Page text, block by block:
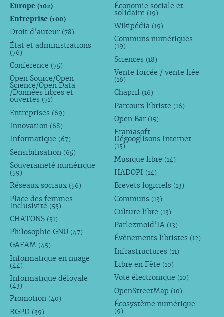
Europe (102)
Entreprise (100)
Droit d’auteur (78)
État et administrations
(76)
Conference (75)
Open Source/Open
Science/Open Data
/Données libres et
ouvertes (71)
Entreprises (69)
Innovation (68)
Informatique (67)
Sensibilisation (65)
Souveraineté numérique
(59)
Réseaux sociaux (56)
Place des femmes -
Inclusivité (55)
CHATONS (51)
Philosophie GNU (47)
GAFAM (45)
Informatique en nuage
(44)
Informatique déloyale
(43)
Promotion (40)
RGPD (39)
Économie sociale et
solidaire (19)
Wikipédia (19)
Communs numériques
(19)
Sciences (18)
Vente forcée / vente liée
(16)
Chapril (16)
Parcours libriste (16)
Open Bar (15)
Framasoft -
Dégooglisons Internet
(15)
Musique libre (14)
HADOPI (14)
Brevets logiciels (13)
Communs (13)
Culture libre (13)
Parlezmoid’IA (13)
Évènements libristes (12)
Infrastructures (11)
Libre en Fête (10)
Vote électronique (10)
OpenStreetMap (10)
Écosystème numérique
(9)